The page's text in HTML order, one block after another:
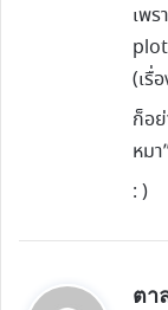
เพร
(เรื่
ก็อ
หม
: )
ตา